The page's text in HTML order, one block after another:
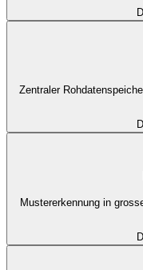
Zentraler
Mustererkennung in